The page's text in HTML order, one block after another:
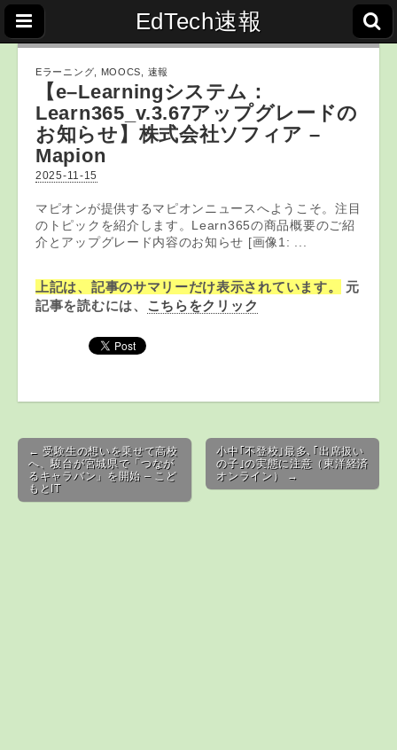
EdTech速報
Eラーニング MOOCS 速報
【 e–Learningシステム：
Learn365_v.3.67アップグレードの
お知らせ】株式会社ソフィア –
Mapion
2025-11-15
マピオンが提供するマピオンニュースへようこそ。注目
のトピックを紹介します。Learn365の商品概要のご紹
介とアップグレード内容のお知らせ [画像1: ...
上記は、記事のサマリーだけ表示されています。
元
記事を読むには、 こちらをクリック
Post navigation
← 受験生の想いを乗せて高校
へ、駿台が宮城県で「つなが
るキャラバン」を開始 – こど
もとIT
小中｢不登校｣最多､｢出席扱い
の子｣の実態に注意（東洋経済
オンライン） →